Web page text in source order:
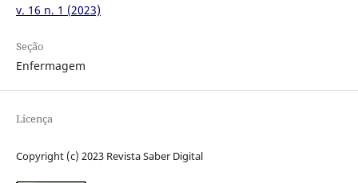
v. 16 n. 1 (2023)
Seção
Enfermagem
Licença
Copyright (c) 2023 Revista Saber Digital